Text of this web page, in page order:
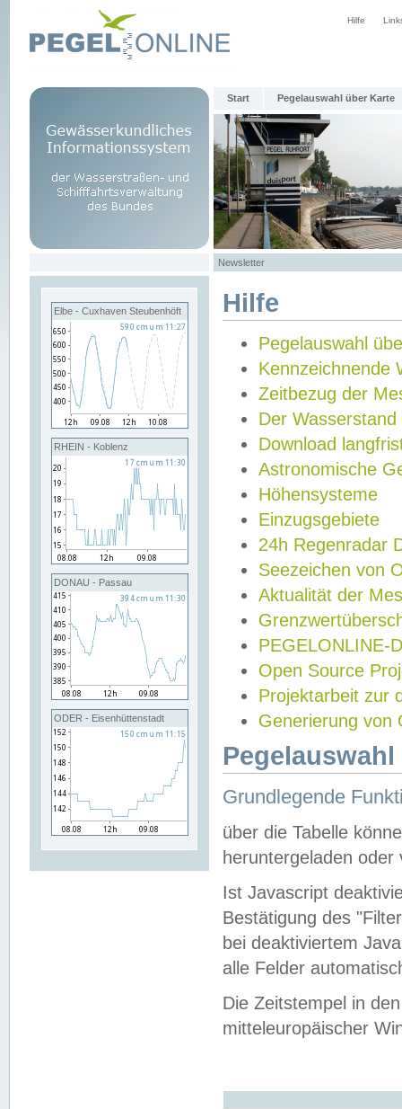
Hilfe
Start Pegelauswahl über Karte
Newsletter
Elbe - Cuxhaven Steubenhöft
RHEIN - Koblenz
DONAU - Passau
ODER - Eisenhüttenstadt
Hilfe
Pegelauswahl
Kennzeichnende
Zeitbezug der
Der Wasserstand
Download
Astronomische
Höhensysteme
Einzugsgebiete
24h Regenradar
Seezeichen von
Aktualität der
PEGELONLINE-
Open Source
Projektarbeit zur
Generierung von
Grundlegende
über die Tabelle
heruntergeladen oder
Ist Javascript
Bestätigung des
bei deaktiviertem
alle Felder
Die Zeitstempel in
mitteleuropäischer